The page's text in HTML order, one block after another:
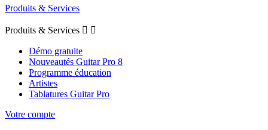
Produits & Services
Produits & Services  
Démo gratuite
Nouveautés Guitar Pro 8
Programme éducation
Artistes
Tablatures Guitar Pro
Votre compte